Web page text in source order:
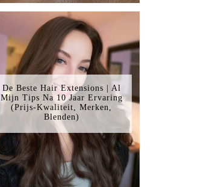
De Beste Hair Extensions | Al
Mijn Tips Na 10 Jaar Ervaring
(Prijs-Kwaliteit, Merken,
Blenden)